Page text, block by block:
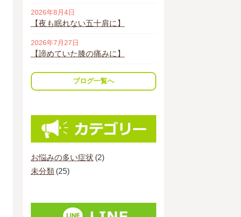
2026年8月4日
【夜も眠れない五十肩に】
2026年7月27日
【諦めていた膝の痛みに】
ブログ一覧へ
お悩みの多い症状 (2)
未分類 (25)